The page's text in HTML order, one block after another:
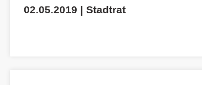
02.05.2019 | Stadtrat